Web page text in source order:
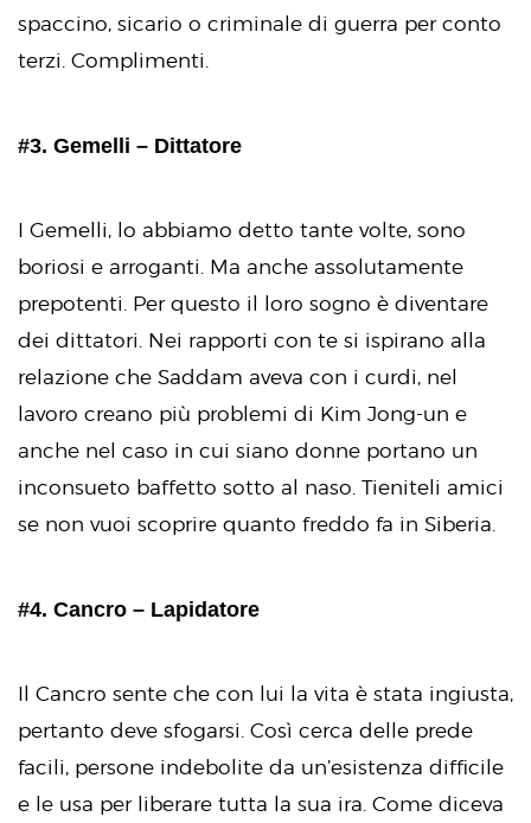
spaccino, sicario o criminale di guerra per conto
terzi. Complimenti.
#3. Gemelli – Dittatore
I Gemelli, lo abbiamo detto tante volte, sono
boriosi e arroganti. Ma anche assolutamente
prepotenti. Per questo il loro sogno è diventare
dei dittatori. Nei rapporti con te si ispirano alla
relazione che Saddam aveva con i curdi, nel
lavoro creano più problemi di Kim Jong-un e
anche nel caso in cui siano donne portano un
inconsueto baffetto sotto al naso. Tieniteli amici
se non vuoi scoprire quanto freddo fa in Siberia.
#4. Cancro – Lapidatore
Il Cancro sente che con lui la vita è stata ingiusta,
pertanto deve sfogarsi. Così cerca delle prede
facili, persone indebolite da un’esistenza difficile
e le usa per liberare tutta la sua ira. Come diceva